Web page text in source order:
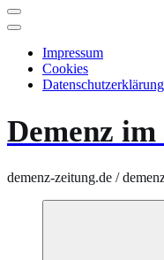
Impressum
Cookies
Datenschutzerklärung
Demenz
demenz-zeitung.de /